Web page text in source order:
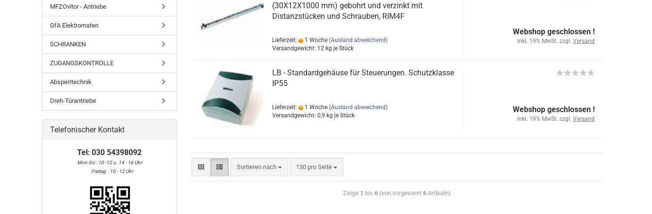
(30X12X1000 mm) gebohrt und verzinkt mit
Distanzstücken und Schrauben, RIM4F
Lieferzeit: 1 Woche (Ausland abweichend)
Versandgewicht: 12kg je Stück
Webshop geschlossen !
inkl. 19% MwSt. zzgl. Versand
LB - Standardgehäuse für Steuerungen. Schutzklasse
IP55
Lieferzeit: 1 Woche (Ausland abweichend)
Versandgewicht: 0,9 kg je Stück
Webshop geschlossen !
inkl. 19% MwSt. zzgl. Versand
Sortieren nach 130 pro Seite
Zeige 1 bis 6(von insgesamt 6Artikeln)
MFZOvitor - Antriebe
GfA Elektromaten
SCHRANKEN
ZUGANGSKONTROLLE
Absperrtechnik
Dreh-Türantriebe
Telefonischer Kontakt
Tel: 030 54398092
Mon-Do : 10 -12 u. 14 - 16 Uhr
Freitag : 10 - 12 Uhr